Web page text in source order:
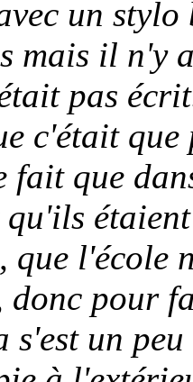
un
mais il n'y
pas
c'était
fait que
que l'école
donc pour
un